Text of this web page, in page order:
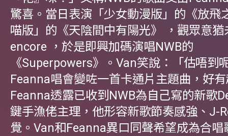
驚喜。當日表演「少女動漫版」的《放飛
喵版」的《天陰間中有陽光》 ，觀眾意猶
encore ，於是即興加碼演唱NWB的
《Superpowers》。Van笑說：「估唔到
Feanna唱會變咗一首卡通片主題曲，好
Feanna透露已收到NWB為自己寫的新歌
鍵手漁佬主理，他形容新歌節奏感強、J-
覺。Van和Feanna異口同聲希望成為合唱